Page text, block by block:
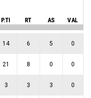
P.TI RT AS VAL
14 6 5 0
21 8 0 0
3 3 3 0